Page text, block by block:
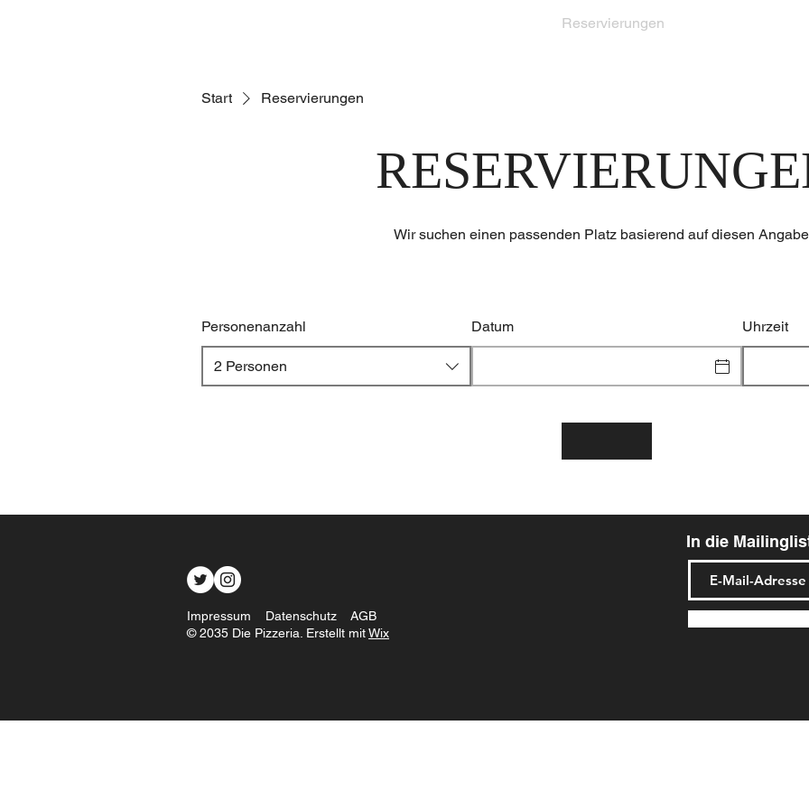
Reservierungen
Start Reservierungen
Wir suchen einen passenden Platz basierend auf diesen
Personenanzahl
2 Personen
Datum Uhrzeit
Impressum Datenschutz
AGB
© 2035 Die Pizzeria. Erstellt mitWix
In die